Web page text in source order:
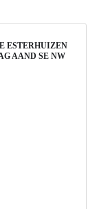
ESTERHUIZEN
AAND SE NW